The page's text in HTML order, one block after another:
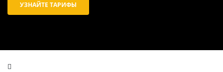
УЗНАЙТЕ ТАРИФЫ